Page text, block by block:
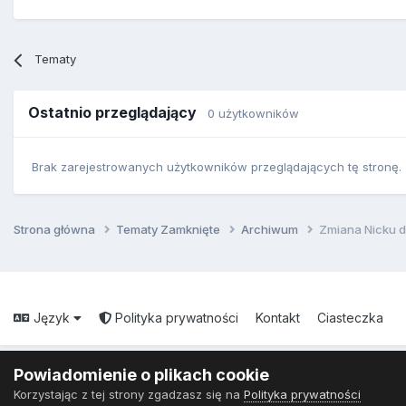
Tematy
Ostatnio przeglądający 0 użytkowników
Brak zarejestrowanych użytkowników przeglądających tę stronę.
Strona główna Tematy Zamknięte Archiwum Zmiana Nicku
Język Polityka prywatności Kontakt Ciasteczka
Powiadomienie o plikach cookie
Korzystając z tej strony zgadzasz się na Polityka prywatności